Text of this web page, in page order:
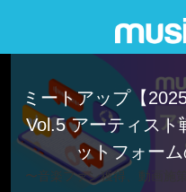
ミートアップ【
Vol.5 アーティスト
ットフォー
〜音楽ファン獲得、動画施